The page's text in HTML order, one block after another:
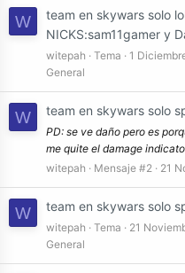
W
team en skywars solo
NICKS:sam11gamer y
witepah Tema 1
General
W team en skywars solo
PD: se ve daño pero es
me quite el damage
witepah
Mensaje #2 21
W team en skywars solo
witepah Tema 21
General